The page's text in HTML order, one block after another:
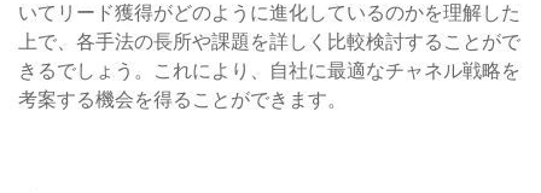
いてリード獲得がどのように進化しているのかを理解した
上で、各手法の長所や課題を詳しく比較検討することがで
きるでしょう。これにより、自社に最適なチャネル戦略を
考案する機会を得ることができます。